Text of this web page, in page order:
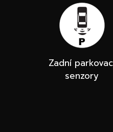
Zadní
senzory